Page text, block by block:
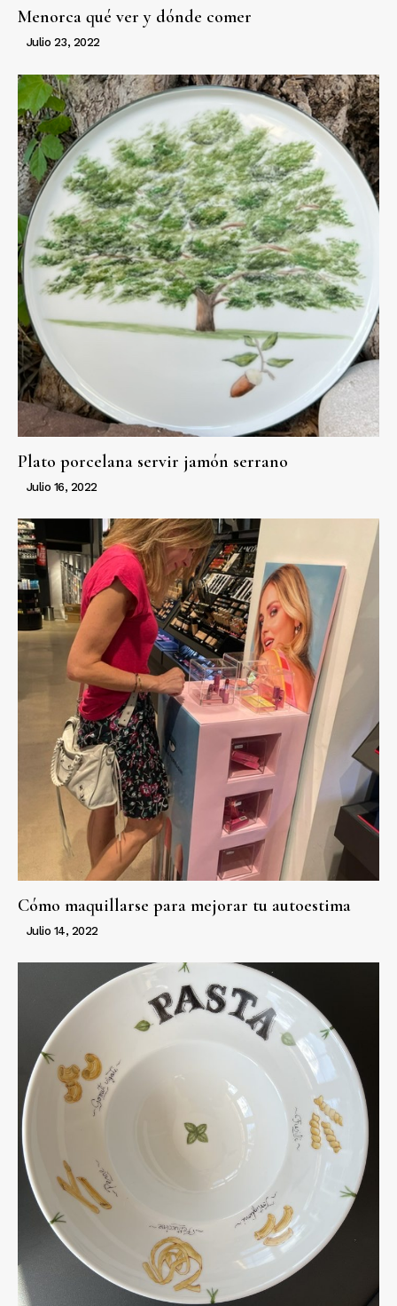
Menorca qué ver y dónde comer
Julio 23, 2022
Plato porcelana servir jamón serrano
Julio 16, 2022
Cómo maquillarse para mejorar tu autoestima
Julio 14, 2022